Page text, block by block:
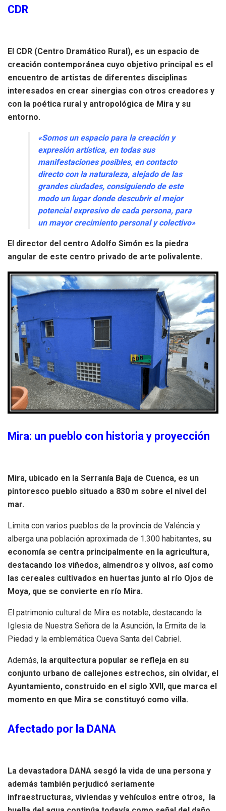
CDR
El CDR (Centro Dramático Rural), es un espacio de
creación contemporánea cuyo objetivo principal es el
encuentro de artistas de diferentes disciplinas
interesados en crear sinergias con otros creadores y
con la poética rural y antropológica de Mira y su
entorno.
«Somos un espacio para la creación y
expresión artística, en todas sus
manifestaciones posibles, en contacto
directo con la naturaleza, alejado de las
grandes ciudades, consiguiendo de este
modo un lugar donde descubrir el mejor
potencial expresivo de cada persona, para
un mayor crecimiento personal y colectivo»
El director del centro Adolfo Simón es la piedra
angular de este centro privado de arte polivalente.
Mira: un pueblo con historia y proyección
Mira, ubicado en la Serranía Baja de Cuenca, es un
pintoresco pueblo situado a 830 m sobre el nivel del
mar.
Limita con varios pueblos de la provincia de Valéncia y
alberga una población aproximada de 1.300 habitantes, su
economía se centra principalmente en la agricultura,
destacando los viñedos, almendros y olivos, así como
las cereales cultivados en huertas junto al río Ojos de
Moya, que se convierte en río Mira.
El patrimonio cultural de Mira es notable, destacando la
Iglesia de Nuestra Señora de la Asunción, la Ermita de la
Piedad y la emblemática Cueva Santa del Cabriel.
Además, la arquitectura popular se refleja en su
conjunto urbano de callejones estrechos, sin olvidar, el
Ayuntamiento, construido en el siglo XVII, que marca el
momento en que Mira se constituyó como villa.
Afectado por la DANA
La devastadora DANA sesgó la vida de una persona y
además también perjudicó seriamente
infraestructuras, viviendas y vehículos entre otros, la